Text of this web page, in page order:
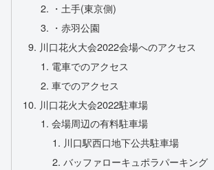
・土手(東京側)
・赤羽公園
川口花火大会2022会場へのアクセス
電車でのアクセス
車でのアクセス
川口花火大会2022駐車場
会場周辺の有料駐車場
川口駅西口地下公共駐車場
バッファローキュポラパーキング